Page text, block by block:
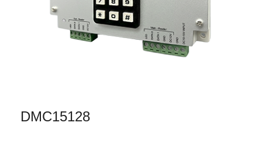
DMC15128